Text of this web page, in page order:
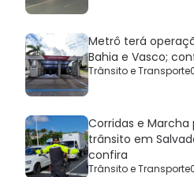
Metrô terá
Bahia e Vasco;
Trânsito e Transporte
Corridas e
trânsito em
confira
Trânsito e Transporte